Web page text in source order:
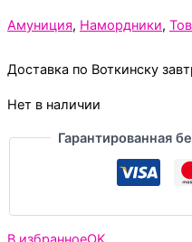
Амуниция, Намордники,
Доставка по Воткинску
Нет в наличии
Гарантированная